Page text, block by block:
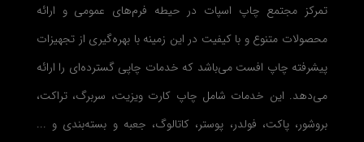
تمرکز مجتمع چاپ اسپات در حیطه فرم‌های عمومی و ارائه
محصولات متنوع و با کیفیت در این زمینه با بهره‌گیری از تجهیزات
پیشرفته چاپ افست می‌باشد که خدمات چاپی گسترده‌ای را ارائه
می‌دهد. این خدمات شامل چاپ کارت ویزیت، سربرگ، تراکت،
بروشور، پاکت، فولدر، پوستر، کاتالوگ، جعبه و بسته‌بندی و ...